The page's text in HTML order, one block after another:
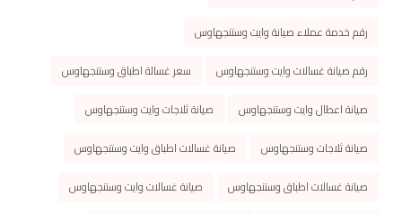
رقم خدمة عملاء صيانة وايت وستنجهاوس
رقم صيانة غسالات وايت وستنجهاوس
سعر غسالة اطباق وستنجهاوس
صيانة اعطال وايت وستنجهاوس
صيانة ثلاجات وايت وستنجهاوس
صيانة ثلاجات وستنجهاوس
صيانة غسالات اطباق وايت وستنجهاوس
صيانة غسالات اطباق وستنجهاوس
صيانة غسالات وايت وستنجهاوس